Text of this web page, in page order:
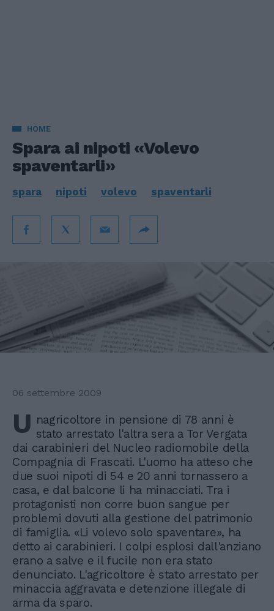
HOME
Spara ai nipoti «Volevo
spaventarli»
spara nipoti volevo spaventarli
06 settembre 2009
U nagricoltore in pensione di 78 anni è
stato arrestato l'altra sera a Tor Vergata
dai carabinieri del Nucleo radiomobile della
Compagnia di Frascati. L'uomo ha atteso che
due suoi nipoti di 54 e 20 anni tornassero a
casa, e dal balcone li ha minacciati. Tra i
protagonisti non corre buon sangue per
problemi dovuti alla gestione del patrimonio
di famiglia. «Li volevo solo spaventare», ha
detto ai carabinieri. I colpi esplosi dall'anziano
erano a salve e il fucile non era stato
denunciato. L'agricoltore è stato arrestato per
minaccia aggravata e detenzione illegale di
arma da sparo.